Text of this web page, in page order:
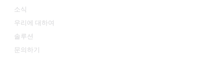
소식
우리에 대하여
솔루션
문의하기